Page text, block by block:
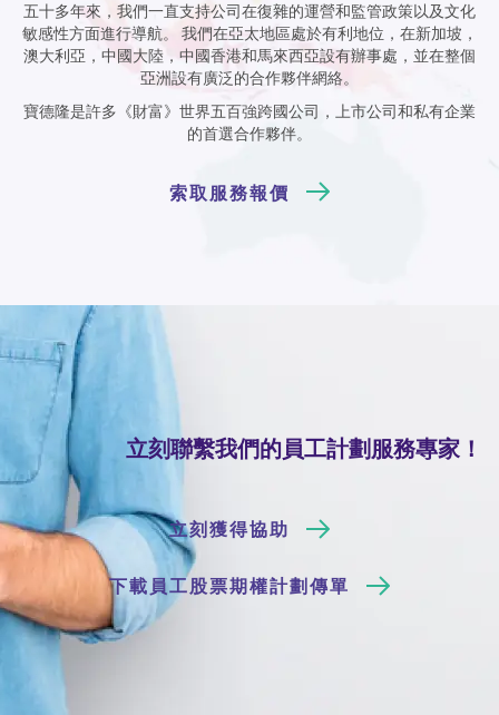
五十多年來，我們一直支持公司在復雜的運營和監管政策以及文化
敏感性方面進行導航。 我們在亞太地區處於有利地位，在新加坡，
澳大利亞，中國大陸，中國香港和馬來西亞設有辦事處，並在整個
亞洲設有廣泛的合作夥伴網絡。
寶德隆是許多《財富》世界五百強跨國公司，上市公司和私有企業
的首選合作夥伴。
索取服務報價
立刻聯繫我們的員工計劃服務專家！
立刻獲得協助
下載員工股票期權計劃傳單